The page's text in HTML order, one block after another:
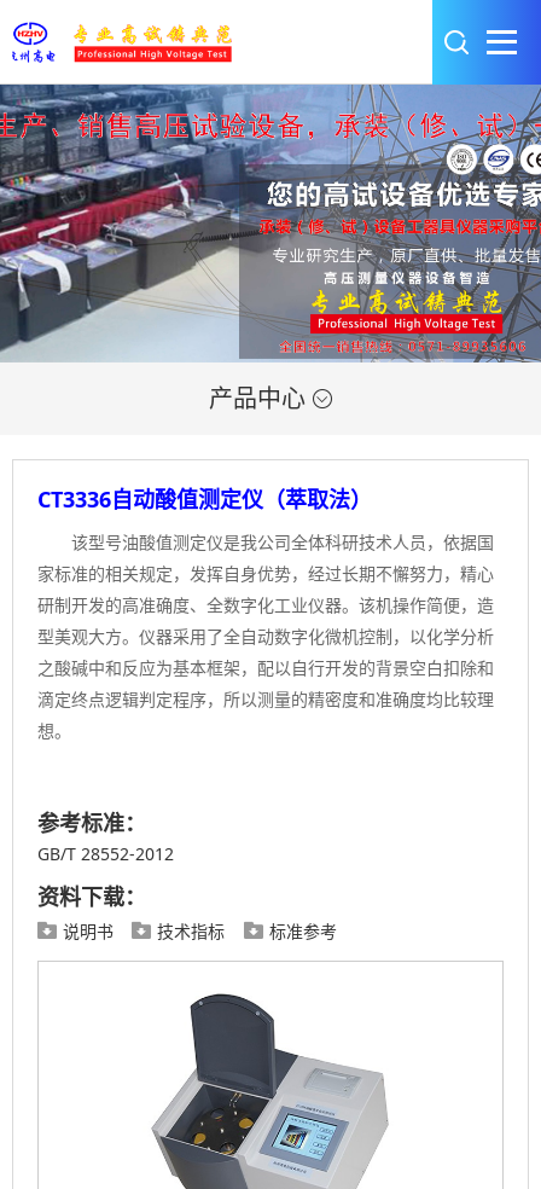
产品中心 
CT3336自动酸值测定仪（萃取法）
该型号油酸值测定仪是我公司全体科研技术人员，依据国
家标准的相关规定，发挥自身优势，经过长期不懈努力，精心
研制开发的高准确度、全数字化工业仪器。该机操作简便，造
型美观大方。仪器采用了全自动数字化微机控制，以化学分析
之酸碱中和反应为基本框架，配以自行开发的背景空白扣除和
滴定终点逻辑判定程序，所以测量的精密度和准确度均比较理
想。
参考标准：
GB/T 28552-2012
资料下载：
 说明书  技术指标  标准参考